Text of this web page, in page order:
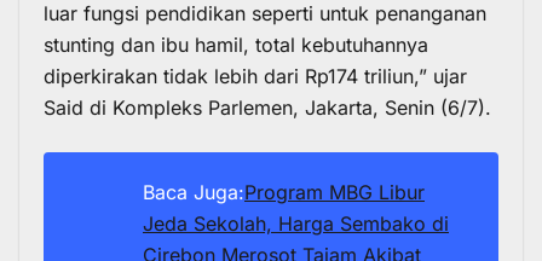
luar fungsi pendidikan seperti untuk penanganan
stunting dan ibu hamil, total kebutuhannya
diperkirakan tidak lebih dari Rp174 triliun,” ujar
Said di Kompleks Parlemen, Jakarta, Senin (6/7).
Baca Juga:Program MBG Libur
Jeda Sekolah, Harga Sembako di
Cirebon Merosot Tajam Akibat